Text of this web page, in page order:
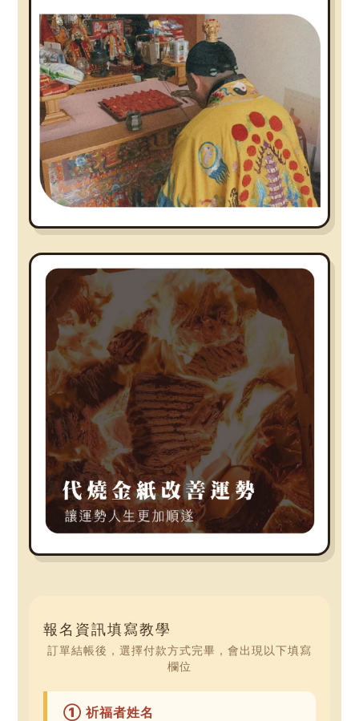
報名資訊填寫教學
訂單結帳後，選擇付款方式完畢，會出現以下填寫
欄位
① 祈福者姓名